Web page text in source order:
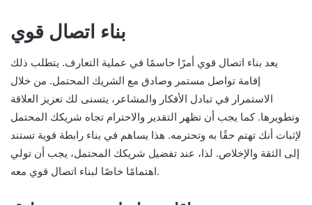
بناء اتصال قوي
يعد بناء اتصال قوي أمرًا حاسمًا في عملية التعارف. يتطلب ذلك
إقامة تواصل مستمر وصادق مع الشريك المحتمل. من خلال
الاستمرار في تبادل الأفكار والمشاعر، يتسنى لك تعزيز العلاقة
وتطويرها. كما يجب أن تظهر التقدير والاحترام تجاه شريكك المحتمل
لإثبات أنك تهتم حقًا به وتحترمه. هذا يساهم في بناء رابطة قوية تستند
إلى الثقة والإخلاص. لذا، عند تفضيل شريكك المحتمل، يجب أن تولي
اهتمامًا خاصًا لبناء اتصال قوي معه.